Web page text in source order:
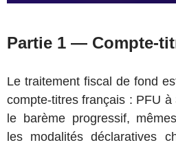
Partie 1 — Compte-
Le traitement fiscal de fond
compte-titres français : PFU
le barème progressif,
les modalités déclaratives